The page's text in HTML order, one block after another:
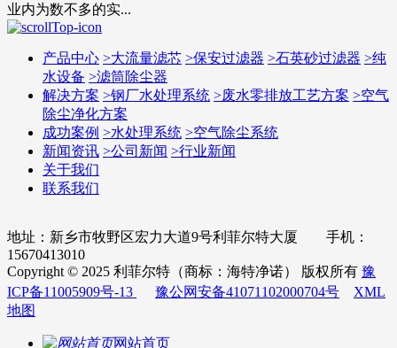
业内为数不多的实...
产品中心 >大流量滤芯 >保安过滤器 >石英砂过滤器 >纯
水设备 >滤筒除尘器
解决方案 >钢厂水处理系统 >废水零排放工艺方案 >空气
除尘净化方案
成功案例 >水处理系统 >空气除尘系统
新闻资讯 >公司新闻 >行业新闻
关于我们
联系我们
地址：新乡市牧野区宏力大道9号利菲尔特大厦 手机：
15670413010
Copyright © 2025 利菲尔特（商标：海特净诺） 版权所有 豫
ICP备11005909号-13
豫公网安备41071102000704号
XML
地图
网站首页